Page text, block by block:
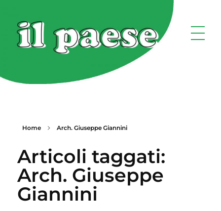
Home Arch. Giuseppe Giannini
Articoli taggati:
Arch. Giuseppe
Giannini